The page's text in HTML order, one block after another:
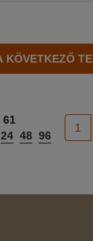
61
24 48 96
1